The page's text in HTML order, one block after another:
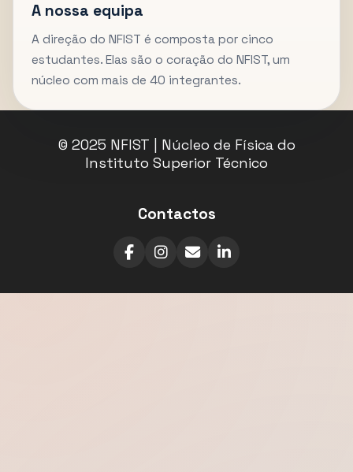
A nossa equipa
A direção do NFIST é composta por cinco
estudantes. Elas são o coração do NFIST, um
núcleo com mais de 40 integrantes.
© 2025 NFIST | Núcleo de Física do
Instituto Superior Técnico
Contactos